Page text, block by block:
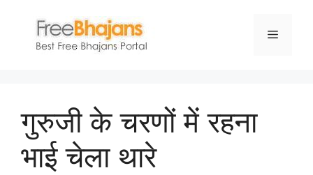
content
Menu
गुरुजी के चरणों में रहना
भाई चेला थारे